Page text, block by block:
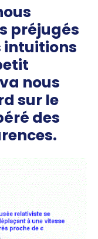
préjugés
intuitions
nous
sur le
des